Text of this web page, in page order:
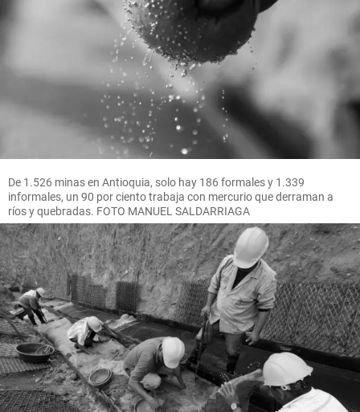
De 1.526 minas en Antioquia, solo hay 186 formales y 1.339
informales, un 90 por ciento trabaja con mercurio que derraman a
ríos y quebradas. FOTO MANUEL SALDARRIAGA